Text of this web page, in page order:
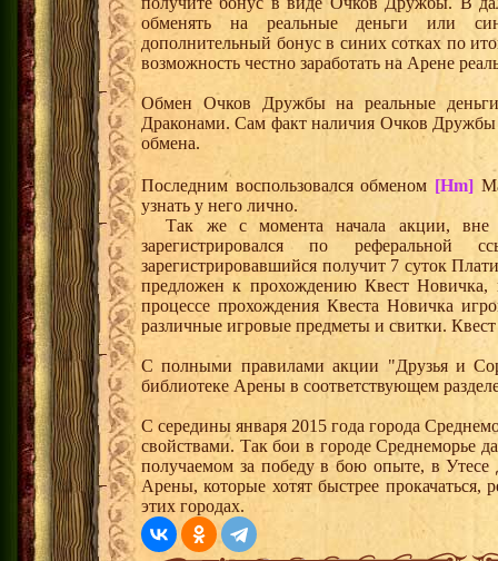
обменять на реальные деньги или
дополнительный бонус в синих сотках по
возможность честно заработать на Арене
Обмен Очков Дружбы на реальные деньги
Драконами. Сам факт наличия Очков Дружбы
обмена.
Последним воспользовался обменом [Hm]
узнать у него лично.
Так же с момента начала акции, вне
зарегистрировался по
зарегистрировавшийся получит 7 суток
предложен к прохождению Квест
процессе прохождения Квеста Новичка
различные игровые предметы и свитки.
С полными правилами акции "Друзья и
библиотеке Арены в соответствующем
С середины января 2015 года города
свойствами. Так бои в городе Среднеморье
получаемом за победу в бою опыте, в
Арены, которые хотят быстрее прокачаться,
этих городах.